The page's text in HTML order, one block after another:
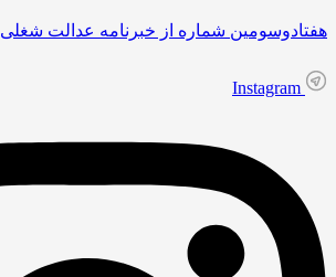
هفتادوسومین شماره از خبرنامه عدالت شغلی
Instagram